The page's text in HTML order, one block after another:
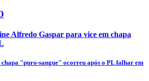
Alfredo Gaspar para vice em chapa
"puro-sangue" ocorreu após o PL falhar em